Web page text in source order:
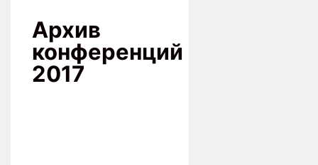
Архив
конференций
2017